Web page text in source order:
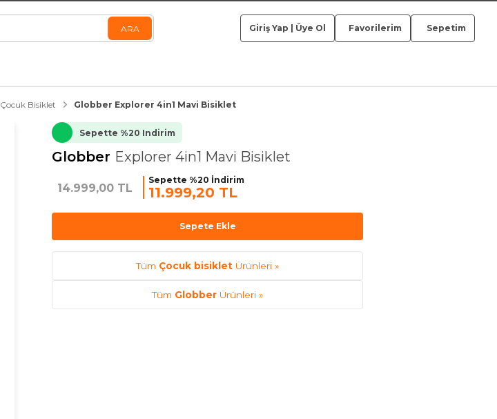
Giriş Yap Üye Ol Favorilerim Sepetim
Çocuk Bisiklet Globber Explorer 4in1 Mavi Bisiklet
Sepette %20 Indirim
Globber Explorer 4in1 Mavi Bisiklet
14.999,00 TL
Sepette %20 İndirim
11.999,20 TL
Sepete Ekle
Tüm Çocuk bisiklet Ürünleri »
Tüm Globber Ürünleri »